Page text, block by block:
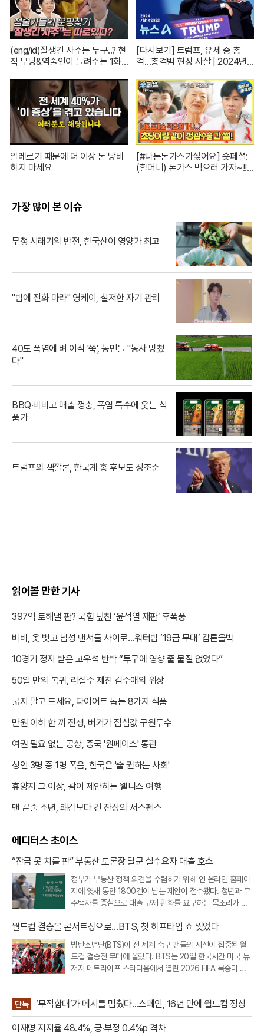
(eng/id)잘생긴 사주는 누구..? 현
직 무당&역술인이 들려주는 1화
01
[다시보기] 트럼프, 유세 중 총
격…총격범 현장 사살 | 2024년 7
알레르기 때문에 더 이상 돈 낭비
하지 마세요
[#나는돈가스가싫어요] 숏페셜:
(할머니) 돈가스 먹으러 가자~!!
가장 많이 본 이슈
무청 시래기의 반전, 한국산이 영양가 최고
"밤에 전화 마라" 영케이, 철저한 자기 관리
40도 폭염에 벼 이삭 '쑥', 농민들 "농사 망쳤
다"
BBQ·비비고 매출 껑충, 폭염 특수에 웃는 식
품가
트럼프의 색깔론, 한국계 홍 후보도 정조준
읽어볼 만한 기사
397억 토해낼 판? 국힘 덮친 ‘윤석열 재판’ 후폭풍
비비, 옷 벗고 남성 댄서들 사이로…워터밤 ‘19금 무대’ 갑론을박
10경기 정지 받은 고우석 반박 “투구에 영향 줄 물질 없었다”
50일 만의 복귀, 리설주 제친 김주애의 위상
굶지 말고 드세요, 다이어트 돕는 8가지 식품
만원 이하 한 끼 전쟁, 버거가 점심값 구원투수
여권 필요 없는 공항, 중국 '원페이스' 통관
성인 3명 중 1명 폭음, 한국은 '술 권하는 사회'
휴양지 그 이상, 괌이 제안하는 웰니스 여행
맨 끝줄 소년, 쾌감보다 긴 잔상의 서스펜스
에디터스 초이스
“잔금 못 치를 판” 부동산 토론장 달군 실수요자 대출 호소
정부가 부동산 정책 의견을 수렴하기 위해 연 온라인 홈페이
지에 엿새 동안 1800건이 넘는 제안이 접수됐다. 청년과 무
주택자를 중심으로 대출 규제 완화를 요구하는 목소리가 가
장 컸고, 빌라·오피스텔 등 비아파트 공급을 살리기 위한 규
제 개선 요구도 이어졌다.20일 부동산토론회 홈페이지에 따
월드컵 결승을 콘서트장으로…BTS, 첫 하프타임 쇼 찢었다
방탄소년단(BTS)이 전 세계 축구 팬들의 시선이 집중된 월
드컵 결승전 무대에 올랐다. BTS는 20일 한국시간 미국 뉴
저지 메트라이프 스타디움에서 열린 2026 FIFA 북중미 월
로 출연했다.이번 공연은 FIFA가 월드컵 결승전에 처음 도입
한 공식 하프타임 쇼라는 점
단독 ‘무적함대’가 메시를 멈췄다…스페인, 16년 만에 월드컵 정상
이재명 지지율 48.4%, 긍·부정 0.4%p 격차